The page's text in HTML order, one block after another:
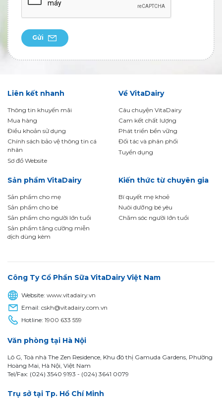
Gửi
Liên kết nhanh
Thông tin khuyến mãi
Mua hàng
Điều khoản sử dụng
Chính sách bảo vệ thông tin cá
nhân
Sơ đồ Website
Về VitaDairy
Câu chuyện VitaDairy
Cam kết chất lượng
Phát triển bền vững
Đối tác và phân phối
Tuyển dụng
Sản phẩm VitaDairy
Sản phẩm cho mẹ
Sản phẩm cho bé
Sản phẩm cho người lớn tuổi
Sản phẩm tăng cường miễn
dịch dùng kèm
Kiến thức từ chuyên gia
Bí quyết mẹ khoẻ
Nuôi dưỡng bé yêu
Chăm sóc người lớn tuổi
Công Ty Cổ Phần Sữa VitaDairy Việt Nam
Website:www.vitadairy.vn
Email:cskh@vitadairy.com.vn
Hotline:1900 633 559
Văn phòng tại Hà Nội
Lô G, Toà nhà The Zen Residence, Khu đô thị Gamuda Gardens, Phường
Hoàng Mai, Hà Nội, Việt Nam
Tel/Fax: (024) 3540 9193 - (024) 3641 0079
Trụ sở tại Tp. Hồ Chí Minh